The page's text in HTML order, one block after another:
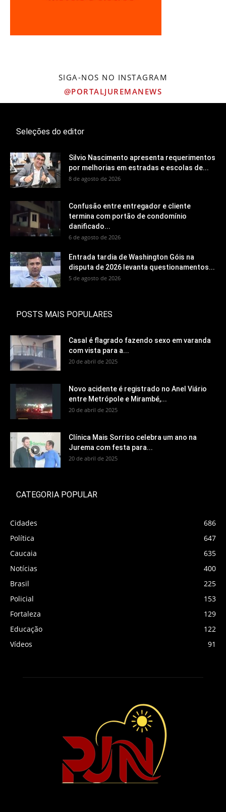
SIGA-NOS NO INSTAGRAM
@PORTALJUREMANEWS
Seleções do editor
Silvio Nascimento apresenta requerimentos
por melhorias em estradas e escolas de...
8 de agosto de 2026
Confusão entre entregador e cliente
termina com portão de condomínio
danificado...
6 de agosto de 2026
Entrada tardia de Washington Góis na
disputa de 2026 levanta questionamentos...
5 de agosto de 2026
POSTS MAIS POPULARES
Casal é flagrado fazendo sexo em varanda
com vista para a...
20 de abril de 2025
Novo acidente é registrado no Anel Viário
entre Metrópole e Mirambé,...
20 de abril de 2025
Clínica Mais Sorriso celebra um ano na
Jurema com festa para...
20 de abril de 2025
CATEGORIA POPULAR
Cidades
686
Política
647
Caucaia
635
Notícias
400
Brasil
225
Policial
153
Fortaleza
129
Educação
122
Vídeos
91